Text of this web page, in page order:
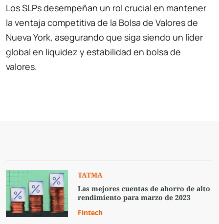
Los SLPs desempeñan un rol crucial en mantener
la ventaja competitiva de la Bolsa de Valores de
Nueva York, asegurando que siga siendo un líder
global en liquidez y estabilidad en bolsa de
valores.
TATMA
Las mejores cuentas de ahorro de alto
rendimiento para marzo de 2023
Fintech